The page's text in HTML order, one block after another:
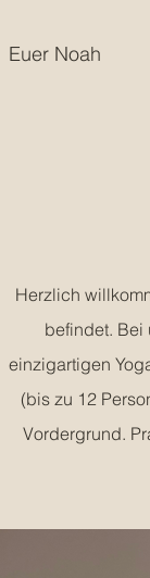
Euer Noah
Herzlich
befindet. Bei
einzigartigen
(bis zu 12
Vordergrund.